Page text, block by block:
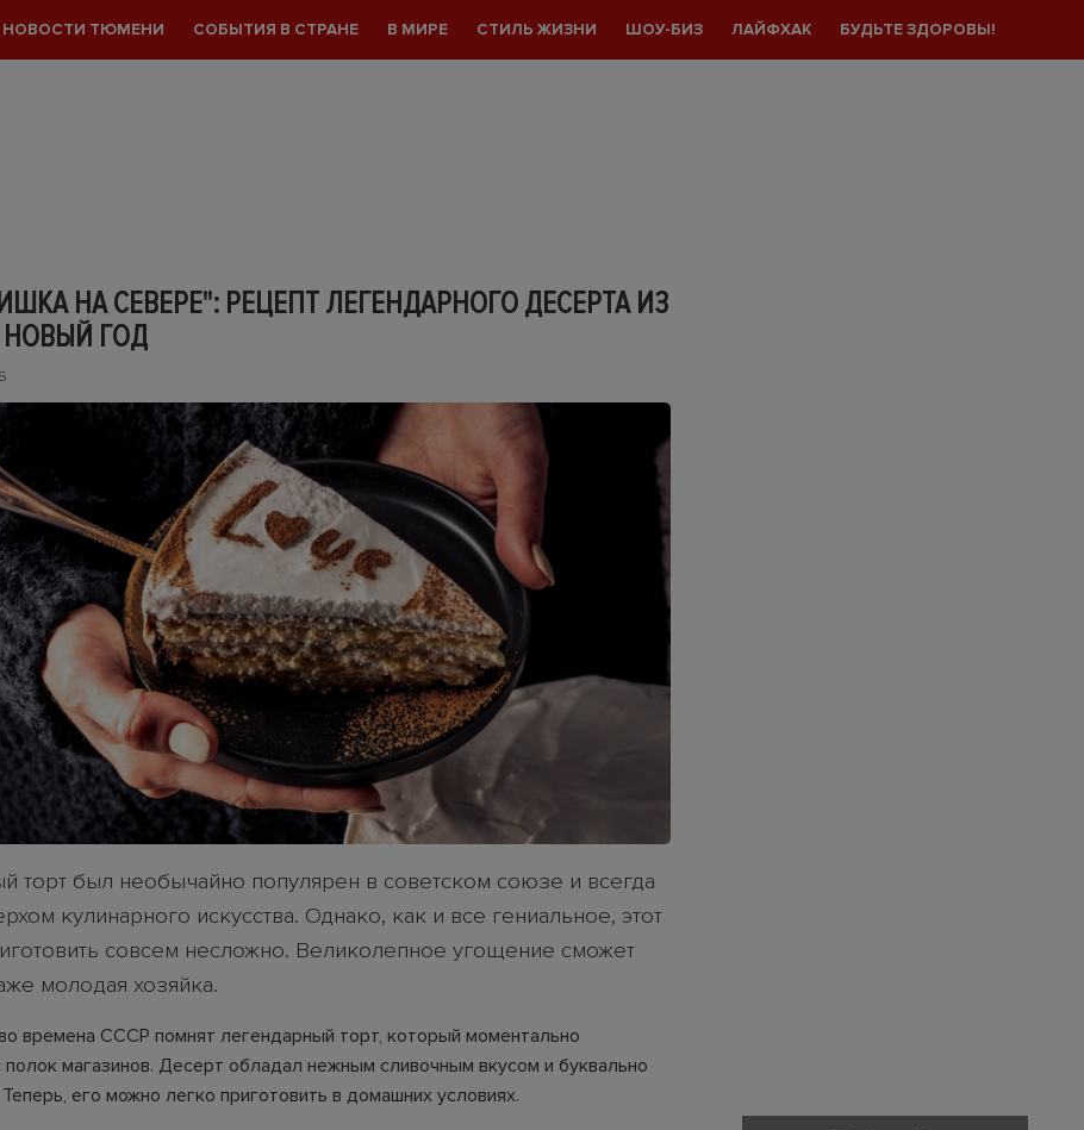
НОВОСТИ ТЮМЕНИ СОБЫТИЯ В СТРАНЕ В МИРЕ СТИЛЬ ЖИЗНИ ШОУ-БИЗ ЛАЙФХАК БУДЬТЕ ЗДОРОВЫ!
НА СЕВЕРЕ": РЕЦЕПТ ЛЕГЕНДАРНОГО ДЕСЕРТА ИЗ
НОВЫЙ ГОД
торт был необычайно популярен в советском союзе и всегда
кулинарного искусства. Однако, как и все гениальное, этот
совсем несложно. Великолепное угощение сможет
молодая хозяйка.
времена СССР помнят легендарный торт, который моментально
полок магазинов. Десерт обладал нежным сливочным вкусом и буквально
Теперь, его можно легко приготовить в домашних условиях.